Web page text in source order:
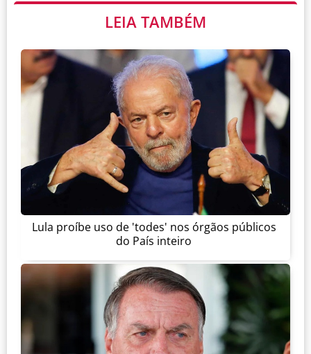
LEIA TAMBÉM
Lula proíbe uso de 'todes' nos órgãos públicos
do País inteiro